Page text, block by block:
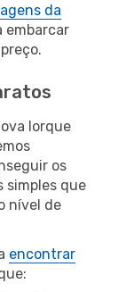
da
embarcar
Iorque
os
simples que
nível de
encontrar